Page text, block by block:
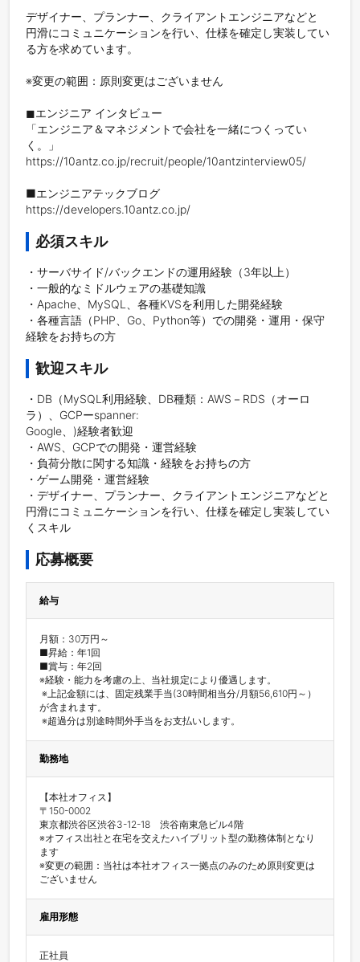
デザイナー、プランナー、クライアントエンジニアなどと
円滑にコミュニケーションを行い、仕様を確定し実装してい
る方を求めています。
※変更の範囲：原則変更はございません
◼︎エンジニア インタビュー
「エンジニア＆マネジメントで会社を一緒につくってい
く。」
https://10antz.co.jp/recruit/people/10antzinterview05/
■エンジニアテックブログ
https://developers.10antz.co.jp/
必須スキル
・サーバサイド/バックエンドの運用経験（3年以上）
・一般的なミドルウェアの基礎知識
・Apache、MySQL、各種KVSを利用した開発経験
・各種言語（PHP、Go、Python等）での開発・運用・保守
経験をお持ちの方
歓迎スキル
・DB（MySQL利用経験、DB種類：AWS－RDS（オーロ
ラ）、GCPーspanner:
Google、)経験者歓迎
・AWS、GCPでの開発・運営経験
・負荷分散に関する知識・経験をお持ちの方
・ゲーム開発・運営経験
・デザイナー、プランナー、クライアントエンジニアなどと
円滑にコミュニケーションを行い、仕様を確定し実装してい
くスキル
応募概要
給与
月額：30万円～
■昇給：年1回
■賞与：年2回
※経験・能力を考慮の上、当社規定により優遇します。
が含まれます。
※超過分は別途時間外手当をお支払いします。
勤務地
【本社オフィス】
〒150-0002
東京都渋谷区渋谷3-12-18　渋谷南東急ビル4階
※オフィス出社と在宅を交えたハイブリット型の勤務体制となり
ます
※変更の範囲：当社は本社オフィス一拠点のみのため原則変更は
ございません
雇用形態
正社員